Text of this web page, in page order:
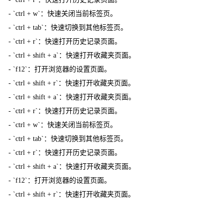
- `ctrl + w`：快速关闭当前标签页。
- `ctrl + tab`：快速切换到其他标签页。
- `ctrl + r`：快速打开历史记录页面。
- `ctrl + shift + a`：快速打开收藏夹页面。
- `f12`：打开浏览器的设置页面。
- `ctrl + shift + r`：快速打开收藏夹页面。
- `ctrl + shift + a`：快速打开收藏夹页面。
- `ctrl + r`：快速打开历史记录页面。
- `ctrl + w`：快速关闭当前标签页。
- `ctrl + tab`：快速切换到其他标签页。
- `ctrl + r`：快速打开历史记录页面。
- `ctrl + shift + a`：快速打开收藏夹页面。
- `f12`：打开浏览器的设置页面。
- `ctrl + shift + r`：快速打开收藏夹页面。